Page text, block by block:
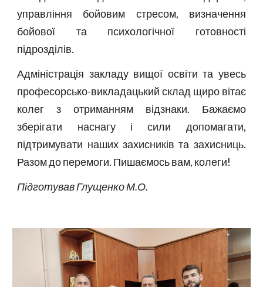
управління бойовим стресом, визначення
бойової та психологічної готовності
підрозділів.
Адміністрація закладу вищої освіти та увесь
професорсько-викладацький склад щиро вітає
колег з отриманням відзнаки. Бажаємо
зберігати наснагу і сили допомагати,
підтримувати наших захисників та захисниць.
Разом до перемоги. Пишаємось вам, колеги!
Підготував Глущенко М.О.